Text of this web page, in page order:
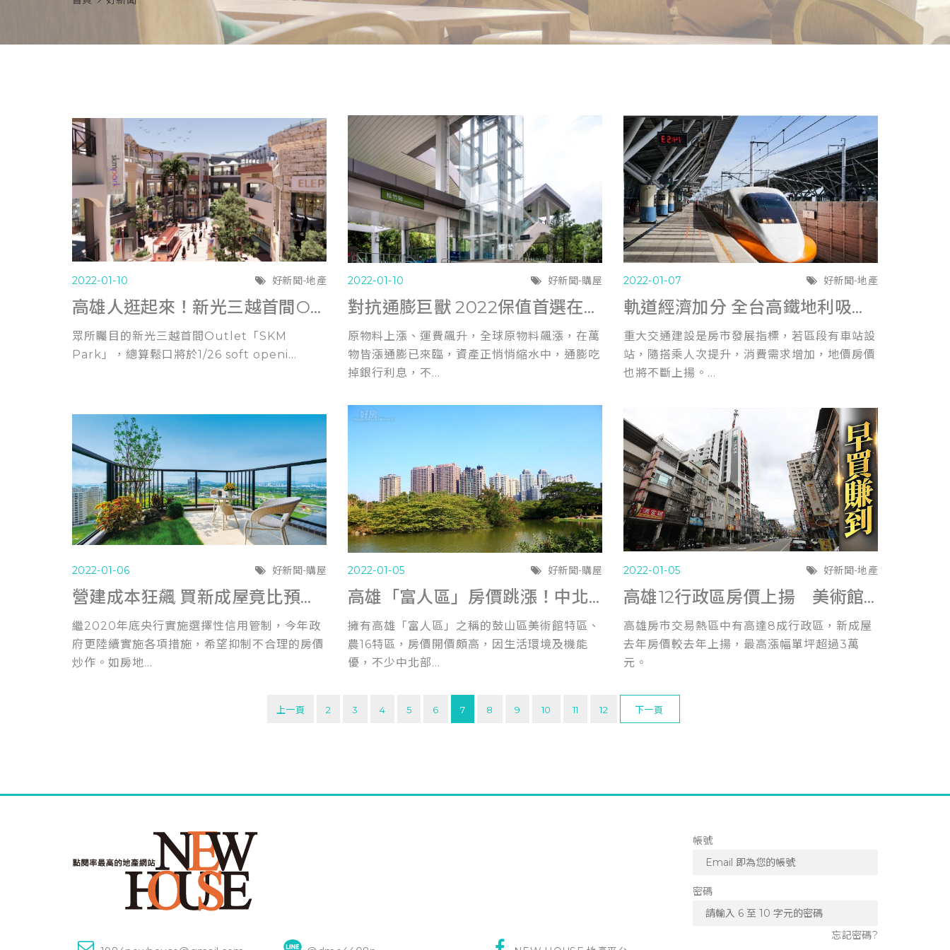
2022-01-10 好新聞-地產
高雄人逛起來！新光三越首間OUTLET「SKM PARK」1/26開幕
眾所矚目的新光三越首間Outlet「SKM
Park」，總算鬆口將於1/26 soft openi...
2022-01-10 好新聞-購屋
對抗通膨巨獸 2022保值首選在這裡
原物料上漲、運費飆升，全球原物料飆漲，在萬
物皆漲通膨已來臨，資產正悄悄縮水中，通膨吃
掉銀行利息，不...
2022-01-07 好新聞-地產
軌道經濟加分 全台高鐵地利吸百億購物商場進駐
重大交通建設是房市發展指標，若區段有車站設
站，隨搭乘人次提升，消費需求增加，地價房價
也將不斷上揚。...
2022-01-06 好新聞-購屋
營建成本狂飆 買新成屋竟比預售屋更划算
繼2020年底央行實施選擇性信用管制，今年政
府更陸續實施各項措施，希望抑制不合理的房價
炒作。如房地...
2022-01-05 好新聞-購屋
高雄「富人區」房價跳漲！中北部客+投資客「指名度」高
擁有高雄「富人區」之稱的鼓山區美術館特區、
農16特區，房價開價頗高，因生活環境及機能
優，不少中北部...
2022-01-05 好新聞-地產
高雄12行政區房價上揚 美術館、農16全面3字頭
高雄房市交易熱區中有高達8成行政區，新成屋
去年房價較去年上揚，最高漲幅單坪超過3萬
元。
上一頁 2 3 4 5 6 7 8 9 10 11 12 下一頁
帳號
密碼
忘記密碼?